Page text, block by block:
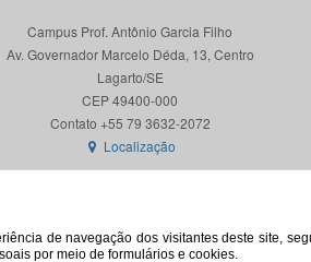
de navegação dos visitantes deste site,
por meio de formulários e cookies.
Campus Prof. Antônio Garcia Filho
Av. Governador Marcelo Déda, 13, Centro
Lagarto/SE
CEP 49400-000
Localização